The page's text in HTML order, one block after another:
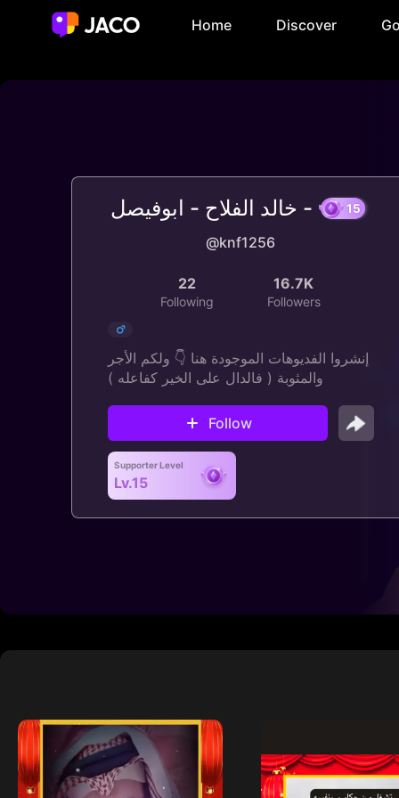
Home Discover
خالد الفلاح - ابوفيصل -
@knf1256
22
Following
16.7K
Followers
إنشروا الفديوهات الموجودة هنا 👇 ولكم الأجر
والمثوبة ( فالدال على الخير كفاعله )
Follow
Supporter Level
Lv.15